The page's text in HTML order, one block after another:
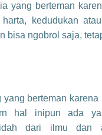
yang berteman
kedudukan
bisa ngobrol saja,
yang berteman
hal inipun ada
dari ilmu dan